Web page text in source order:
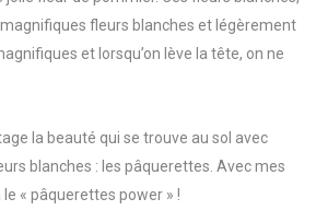
fleurs blanches et légèrement
et lorsqu’on lève la tête, on ne
la beauté qui se trouve au sol avec
blanches : les pâquerettes. Avec mes
« pâquerettes power » !